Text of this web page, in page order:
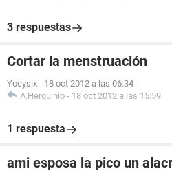
3 respuestas
Cortar la menstruación
Yoeysix - 18 oct 2012 a las 06:34
A.Herquinio - 18 oct 2012 a las 15:59
1 respuesta
ami esposa la pico un